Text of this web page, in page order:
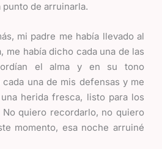
punto de arruinarla.
mi padre me había llevado al
me había dicho cada una de las
el alma y en su tono
una de mis defensas y me
herida fresca, listo para los
quiero recordarlo, no quiero
momento, esa noche arruiné